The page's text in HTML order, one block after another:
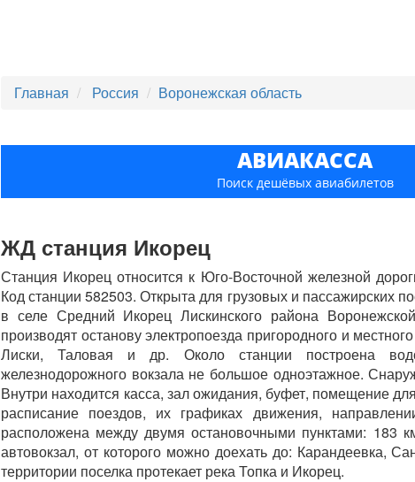
Главная Россия Воронежская область
АВИАКАССА
Поиск дешёвых авиабилетов
ЖД станция Икорец
Станция Икорец относится к Юго-Восточной железной
Код станции 582503. Открыта для грузовых и пассажирских
в селе Средний Икорец Лискинского района
производят останову электропоезда пригородного и
Лиски, Таловая и др. Около станции построена
железнодорожного вокзала не большое одноэтажное.
Внутри находится касса, зал ожидания, буфет, помещение
расписание поездов, их графиках движения,
расположена между двумя остановочными пунктами: 183
автовокзал, от которого можно доехать до: Карандеевка,
территории поселка протекает река Топка и Икорец.